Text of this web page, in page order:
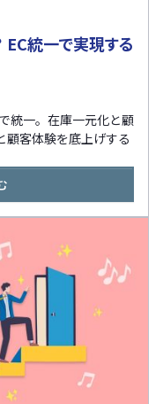
EC統一で実現する
統一。在庫一元化と顧
顧客体験を底上げする